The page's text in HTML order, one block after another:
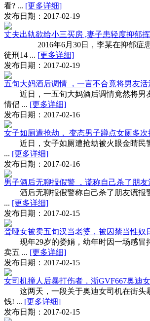
看? ... [更多详细]
发布日期：2017-02-19
丈夫出轨欲给小三买房 ,妻子患轻度抑郁
2016年6月30日，李某在抑郁症患病
徒刑14 ... [更多详细]
发布日期：2017-02-19
五旬大妈酒后调情 ，一言不合竟将男友活
近日，一五旬大妈酒后调情竟然将男友
情侣 ... [更多详细]
发布日期：2017-02-16
女子如厕遭抢劫， 变态男子蹲点女厕多
近日，女子如厕遭抢劫被火眼金睛民警
... [更多详细]
发布日期：2017-02-16
男子酒后无聊报假警 ，谎称自己杀了朋友
酒后无聊报假警称自己杀了朋友谎报警
... [更多详细]
发布日期：2017-02-15
聋哑女被卖五旬汉当老婆，被囚禁当性奴
现年29岁的娄娟，幼年时因一场感冒持
卖五 ... [更多详细]
发布日期：2017-02-15
女司机撞人后暴打伤者，浙GVF667奥迪
这两天，一段关于奥迪女司机在街头
钱! ... [更多详细]
发布日期：2017-02-15